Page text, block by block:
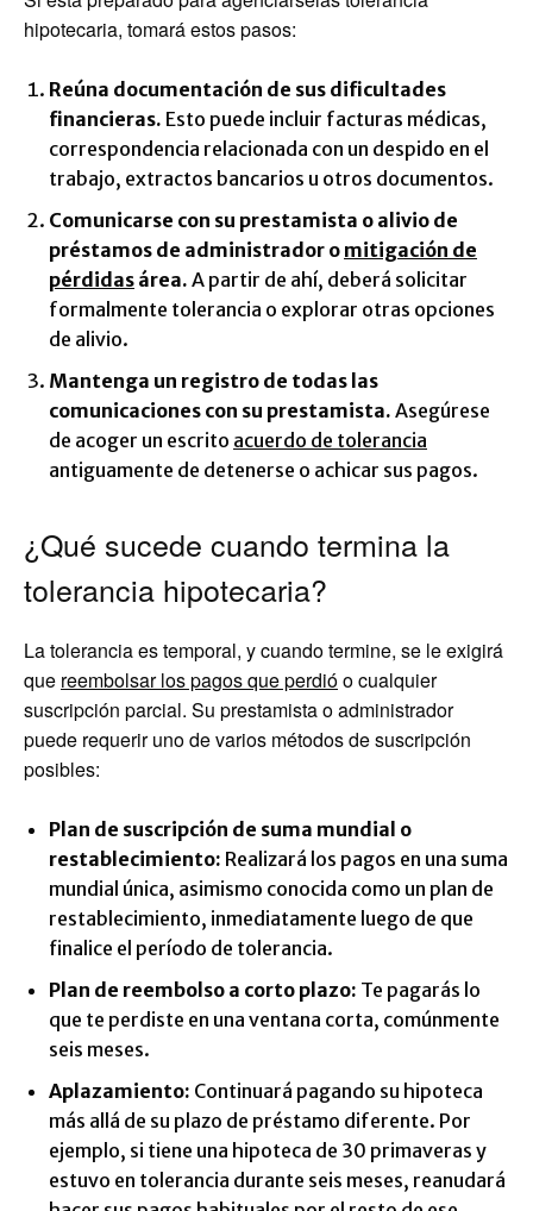
hipotecaria, tomará estos pasos:
Reúna documentación de sus dificultades
financieras. Esto puede incluir facturas médicas,
correspondencia relacionada con un despido en el
trabajo, extractos bancarios u otros documentos.
Comunicarse con su prestamista o alivio de
préstamos de administrador o mitigación de
pérdidas área. A partir de ahí, deberá solicitar
formalmente tolerancia o explorar otras opciones
de alivio.
Mantenga un registro de todas las
comunicaciones con su prestamista. Asegúrese
de acoger un escrito acuerdo de tolerancia
antiguamente de detenerse o achicar sus pagos.
¿Qué sucede cuando termina la
tolerancia hipotecaria?
La tolerancia es temporal, y cuando termine, se le exigirá
que reembolsar los pagos que perdióo cualquier
suscripción parcial. Su prestamista o administrador
puede requerir uno de varios métodos de suscripción
posibles:
Plan de suscripción de suma mundial o
restablecimiento: Realizará los pagos en una suma
mundial única, asimismo conocida como un plan de
restablecimiento, inmediatamente luego de que
finalice el período de tolerancia.
Plan de reembolso a corto plazo: Te pagarás lo
que te perdiste en una ventana corta, comúnmente
seis meses.
Aplazamiento: Continuará pagando su hipoteca
más allá de su plazo de préstamo diferente. Por
ejemplo, si tiene una hipoteca de 30 primaveras y
estuvo en tolerancia durante seis meses, reanudará